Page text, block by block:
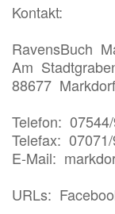
Kontakt:
RavensBuch
Am
88677 Markdorf
Telefon:
Telefax:
E-Mail:
URLs: